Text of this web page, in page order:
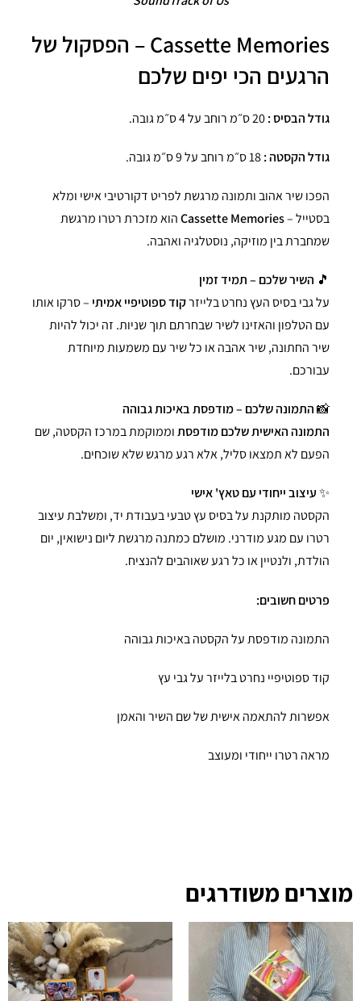
Cassette Memories – הפסקול של
הרגעים הכי יפים שלכם
גודל הבסיס :
גודל הקסטה :
הפכו שיר אהוב ותמונה מרגשת לפריט דקורטיבי אישי ומלא
בסטייל –Cassette Memoriesהוא מזכרת רטרו מרגשת
שמחברת בין מוזיקה, נוסטלגיה ואהבה.
🎵 השיר שלכם – תמיד זמין
על גבי בסיס העץ נחרט בלייזרקוד ספוטיפיי אמיתי – סרקו אותו
עם הטלפון והאזינו לשיר שבחרתם תוך שניות. זה יכול להיות
שיר החתונה, שיר אהבה או כל שיר עם משמעות מיוחדת
עבורכם.
📸התמונה שלכם – מודפסת באיכות גבוהה
התמונה האישית שלכם מודפסתוממוקמת במרכז הקסטה, שם
הפעם לא תמצאו סליל, אלא רגע מרגש שלא שוכחים.
✨עיצוב ייחודי עם טאץ' אישי
הקסטה מותקנת על בסיס עץ טבעי בעבודת יד, ומשלבת עיצוב
רטרו עם מגע מודרני. מושלם כמתנה מרגשת ליום נישואין, יום
הולדת, ולנטיין או כל רגע שאוהבים להנציח.
פרטים חשובים:
התמונה מודפסת על הקסטה באיכות גבוהה
קוד ספוטיפיי נחרט בלייזר על גבי עץ
אפשרות להתאמה אישית של שם השיר והאמן
מראה רטרו ייחודי ומעוצב
מוצרים משודרגים